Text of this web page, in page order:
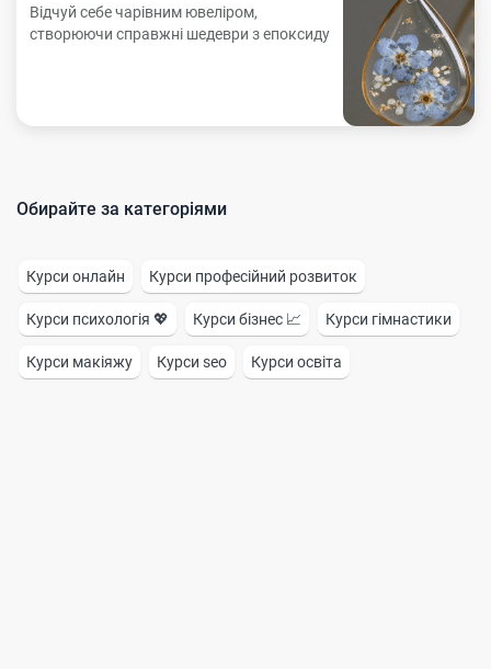
Відчуй себе чарівним ювеліром,
створюючи справжні шедеври з епоксиду
Обирайте за категоріями
Курси онлайн Курси професійний розвиток
Курси психологія 💖 Курси бізнес 📈 Курси гімнастики
Курси макіяжу Курси seo Курси освіта